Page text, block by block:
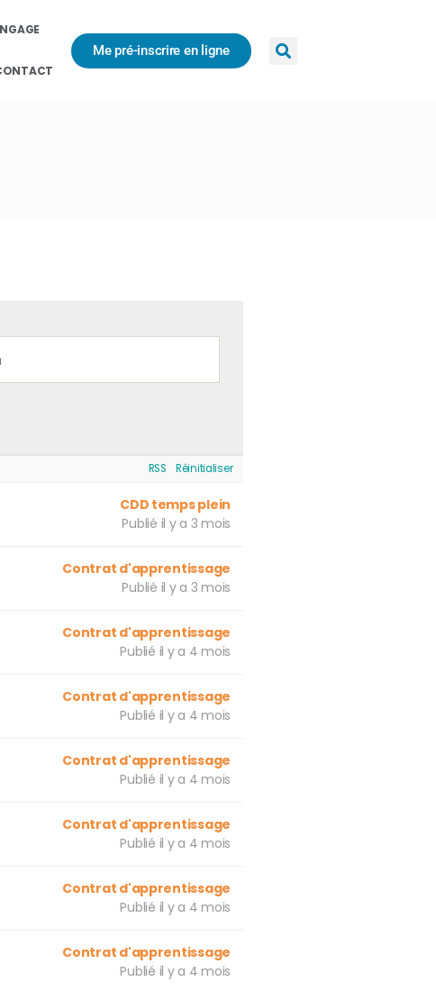
Me pré-inscrire en ligne
Réinitialiser
RSS
CDD temps plein
Publié il y a 3 mois
Contrat d'apprentissage
Publié il y a 3 mois
Contrat d'apprentissage
Publié il y a 4 mois
Contrat d'apprentissage
Publié il y a 4 mois
Contrat d'apprentissage
Publié il y a 4 mois
Contrat d'apprentissage
Publié il y a 4 mois
Contrat d'apprentissage
Publié il y a 4 mois
Contrat d'apprentissage
Publié il y a 4 mois